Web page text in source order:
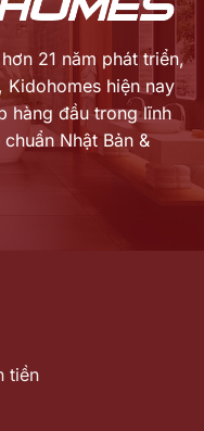
21 năm phát triển,
Kidohomes hiện nay
hàng đầu trong lĩnh
Nhật Bản &
tiền